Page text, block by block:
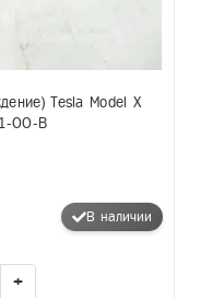
Tesla Model X
00-B
В наличии
+